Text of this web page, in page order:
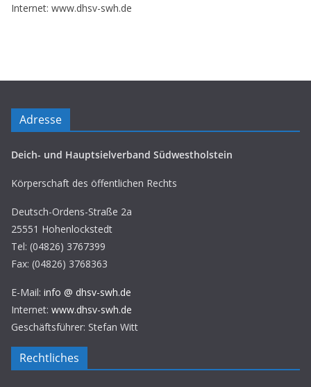
Internet: www.dhsv-swh.de
Adresse
Deich- und Hauptsielverband Südwestholstein
Körperschaft des öffentlichen Rechts
Deutsch-Ordens-Straße 2a
25551 Hohenlockstedt
Tel: (04826) 3767399
Fax: (04826) 3768363
E-Mail: info @ dhsv-swh.de
Internet: www.dhsv-swh.de
Geschäftsführer: Stefan Witt
Rechtliches